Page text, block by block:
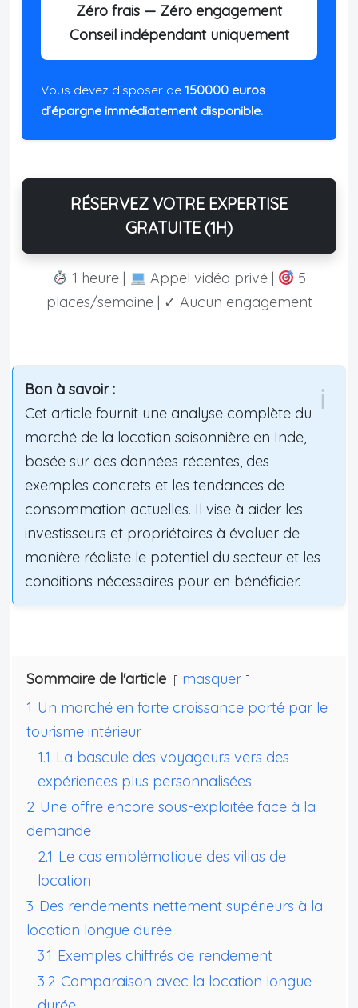
Zéro frais — Zéro engagement
Conseil indépendant uniquement
Vous devez disposer de 150000 euros
d’épargne immédiatement disponible.
RÉSERVEZ VOTRE EXPERTISE
GRATUITE (1H)
1 heure | Appel vidéo privé |
5
places/semaine | ✓ Aucun engagement
Bon à savoir :
Cet article fournit une analyse complète du
marché de la location saisonnière en Inde,
basée sur des données récentes, des
exemples concrets et les tendances de
consommation actuelles. Il vise à aider les
investisseurs et propriétaires à évaluer de
manière réaliste le potentiel du secteur et les
conditions nécessaires pour en bénéficier.
Sommaire de l'article
masquer
1 Un marché en forte croissance porté par le
tourisme intérieur
1.1 La bascule des voyageurs vers des
expériences plus personnalisées
2 Une offre encore sous-exploitée face à la
demande
2.1 Le cas emblématique des villas de
location
3 Des rendements nettement supérieurs à la
location longue durée
3.1 Exemples chiffrés de rendement
3.2 Comparaison avec la location longue